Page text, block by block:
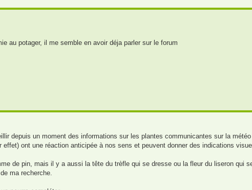
au potager, il me semble en avoir déja parler sur le forum
depuis un moment des informations sur les plantes communicantes sur la
ont une réaction anticipée à nos sens et peuvent donner des indications
de pin, mais il y a aussi la tête du trèfle qui se dresse ou la fleur du liseron qui
ma recherche.